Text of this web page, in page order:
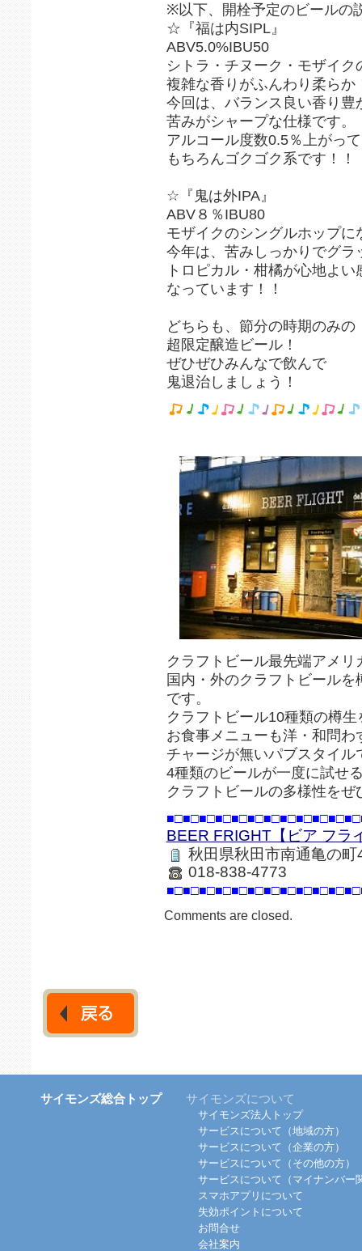
※以下、開栓予定のビールの
☆『福は内SIPL』
ABV5.0%IBU50
シトラ・チヌーク・モザイク
複雑な香りがふんわり柔らか
今回は、バランス良い香り豊
苦みがシャープな仕様です。
アルコール度数0.5％上がっ
もちろんゴクゴク系です！！
☆『鬼は外IPA』
ABV８％IBU80
モザイクのシングルホップに
今年は、苦みしっかりでグラ
トロピカル・柑橘が心地よい
なっています！！
どちらも、節分の時期のみの
超限定醸造ビール！
ぜひぜひみんなで飲んで
鬼退治しましょう！
クラフトビール最先端アメリ
国内・外のクラフトビール
です。
クラフトビール10種類の樽
お食事メニューも洋・和問わ
チャージが無いパブスタイ
4種類のビールが一度に試せ
クラフトビールの多様性をぜ
BEER FRIGHT【ビア フラ
秋田県秋田市南通亀の
018-838-4773
Comments are closed.
サイモンズ総合トップ サイモンズについて
サイモンズ法人トップ
サービスについて（地域の方）
サービスについて（企業の方）
サービスについて（その他の方）
サービスについて（マイナンバー
スマホアプリについて
失効ポイントについて
お問合せ
会社案内